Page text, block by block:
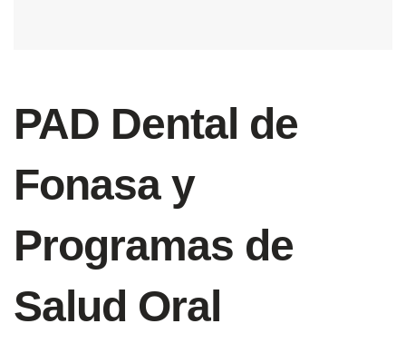
PAD Dental de
Fonasa y
Programas de
Salud Oral